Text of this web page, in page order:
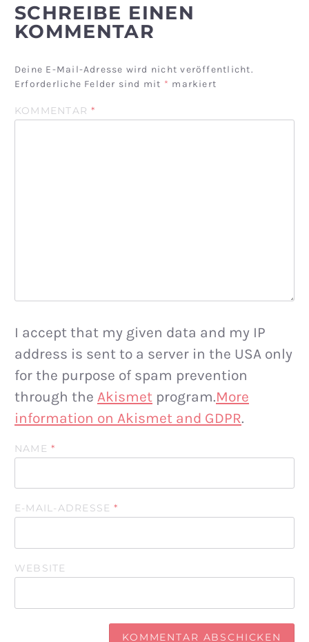
SCHREIBE EINEN
KOMMENTAR
Deine E-Mail-Adresse wird nicht veröffentlicht.
Erforderliche Felder sind mit * markiert
KOMMENTAR*
I accept that my given data and my IP
address is sent to a server in the USA only
for the purpose of spam prevention
through the Akismet program.More
information on Akismet and GDPR.
NAME*
E-MAIL-ADRESSE*
WEBSITE